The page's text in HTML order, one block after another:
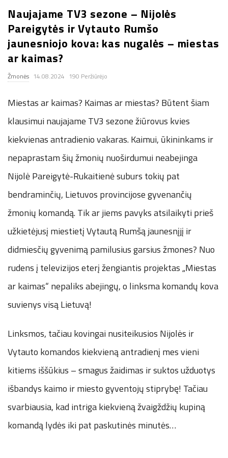
.
c
o
.
u
k
Naujajame TV3 sezone – Nijolės
Pareigytės ir Vytauto Rumšo
jaunesniojo kova: kas nugalės – miestas
ar kaimas?
Žmonės 14.08.2024 190 Peržiūrėjo
Miestas ar kaimas? Kaimas ar miestas? Būtent šiam
klausimui naujajame TV3 sezone žiūrovus kvies
kiekvienas antradienio vakaras. Kaimui, ūkininkams ir
nepaprastam šių žmonių nuoširdumui neabejinga
Nijolė Pareigytė-Rukaitienė suburs tokių pat
bendraminčių, Lietuvos provincijose gyvenančių
žmonių komandą. Tik ar jiems pavyks atsilaikyti prieš
užkietėjusį miestietį Vytautą Rumšą jaunesnįjį ir
didmiesčių gyvenimą pamilusius garsius žmones? Nuo
rudens į televizijos eterį žengiantis projektas „Miestas
ar kaimas“ nepaliks abejingų, o linksma komandų kova
suvienys visą Lietuvą!
Linksmos, tačiau kovingai nusiteikusios Nijolės ir
Vytauto komandos kiekvieną antradienį mes vieni
kitiems iššūkius – smagus žaidimas ir suktos užduotys
išbandys kaimo ir miesto gyventojų stiprybę! Tačiau
svarbiausia, kad intriga kiekvieną žvaigždžių kupiną
komandą lydės iki pat paskutinės minutės…